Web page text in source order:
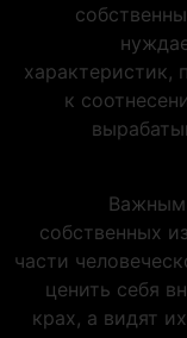
характеристик,
к
Важным
собственных
части
ценить себя
крах, а видят